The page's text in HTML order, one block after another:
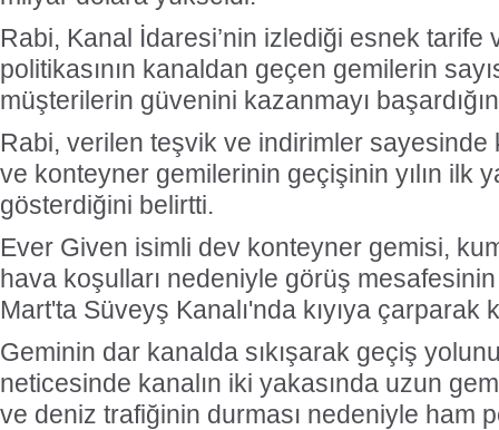
Rabi, Kanal İdaresi’nin izlediği esnek tarife
politikasının kanaldan geçen gemilerin
müşterilerin güvenini kazanmayı
Rabi, verilen teşvik ve indirimler
ve konteyner gemilerinin geçişinin yılın ilk
gösterdiğini belirtti.
Ever Given isimli dev konteyner gemisi,
hava koşulları nedeniyle görüş
Mart'ta Süveyş Kanalı'nda kıyıya çarparak
Geminin dar kanalda sıkışarak geçiş
neticesinde kanalın iki yakasında uzun
ve deniz trafiğinin durması nedeniyle ham